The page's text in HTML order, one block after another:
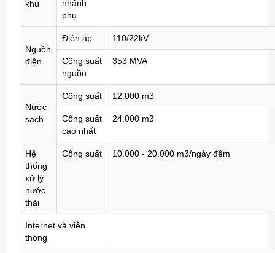
khu
nhánh
phụ
Nguồn
điện
Điện áp 110/22kV
Công suất
nguồn
353 MVA
Nước
sạch
Công suất 12.000 m3
Công suất
cao nhất
24.000 m3
Hệ
thống
xử lý
nước
thải
Công suất 10.000 - 20.000 m3/ngày đêm
Internet và viễn
thông